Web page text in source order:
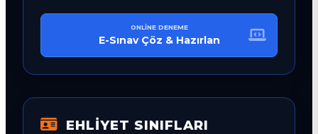
ONLINE DENEME
E-Sınav Çöz & Hazırlan
EHLİYET SINIFLARI